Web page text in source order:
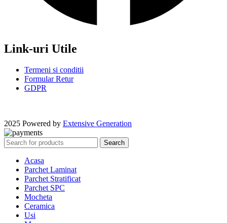
Link-uri Utile
Termeni si conditii
Formular Retur
GDPR
2025 Powered by Extensive Generation
Search
Acasa
Parchet Laminat
Parchet Stratificat
Parchet SPC
Mocheta
Ceramica
Usi